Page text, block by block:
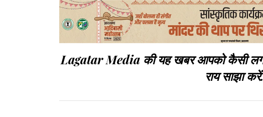
Lagatar Media की यह खबर आपको कैसी
राय साझा करें.